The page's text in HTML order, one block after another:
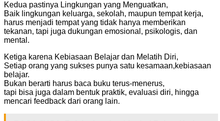
Kedua pastinya Lingkungan yang Menguatkan,
Baik lingkungan keluarga, sekolah, maupun tempat kerja,
harus menjadi tempat yang tidak hanya memberikan
tekanan, tapi juga dukungan emosional, psikologis, dan
mental.
Ketiga karena Kebiasaan Belajar dan Melatih Diri,
Setiap orang yang sukses punya satu kesamaan,kebiasaan
belajar.
Bukan berarti harus baca buku terus-menerus,
tapi bisa juga dalam bentuk praktik, evaluasi diri, hingga
mencari feedback dari orang lain.